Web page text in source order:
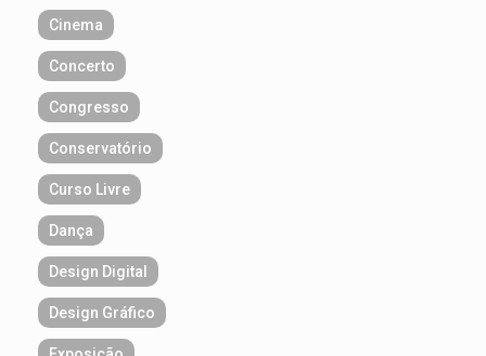
Cinema
Concerto
Congresso
Conservatório
Curso Livre
Dança
Design Digital
Design Gráfico